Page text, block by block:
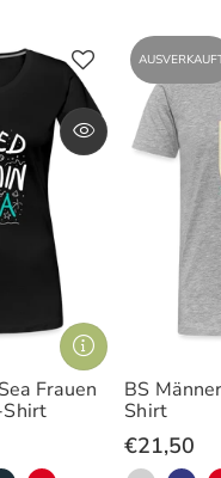
Männer Premium Bio T-